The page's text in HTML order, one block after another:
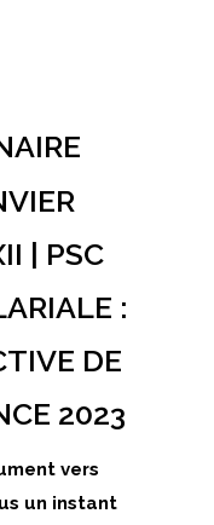
| PSC
:
DE
2023
vers
un instant